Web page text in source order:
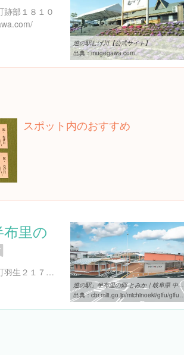
跡部１８１０
道の駅むげ川【公式サイト】
出典：mugegawa.com
スポット内のおすすめ
里の
岐阜県加茂郡富加町羽生２１７４-１
道の駅」半布里の郷 とみか｜岐阜県 中部の「道の駅」
出典：cbr.mlit.go.jp/michinoeki/gifu/gifu51.html